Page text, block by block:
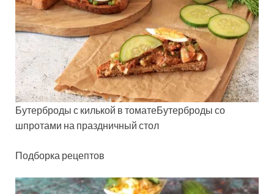
Бутерброды с килькой в томатеБутерброды со
шпротами на праздничный стол
Подборка рецептов